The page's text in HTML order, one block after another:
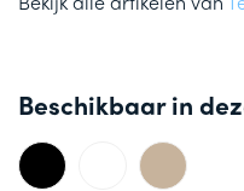
Beschikbaar in